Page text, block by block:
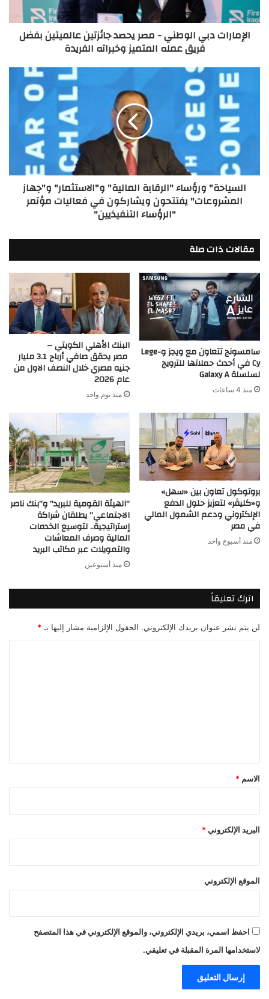
عالميتين
بفضل
فريق
وخبراته
الفريدة
الإمارات دبي الوطني - مصر يحصد جائزتين عالميتين بفضل
فريق عمله المتميز وخبراته الفريدة
السياحة"
ورؤساء
المالية"
و"الاستثمار"
المشروعات"
يفتتحون
ويشاركون
فعاليات
السياحة" ورؤساء "الرقابة المالية" و"الاستثمار" و"جهاز
المشروعات" يفتتحون ويشاركون في فعاليات مؤتمر
"الرؤساء التنفيذيين"
مقالات ذات صلة
سامسونج تتعاون مع ويجز وLege-
Cy في أحدث حملاتها للترويج
لسلسلة Galaxy A
منذ 4 ساعات
البنك الأهلي الكويتي –
مصر يحقق صافي أرباح 3.1 مليار
جنيه مصري خلال النصف الاول من
عام 2026
منذ يوم واحد
بروتوكول تعاون بين «سهل»
و«كليڤر» لتعزيز حلول الدفع
الإلكتروني ودعم الشمول المالي
في مصر
منذ أسبوع واحد
“الهيئة القومية للبريد” و”بنك ناصر
الاجتماعي” يطلقان شراكة
إستراتيجية.. لتوسيع الخدمات
المالية وصرف المعاشات
والتمويلات عبر مكاتب البريد
منذ أسبوعين
اترك تعليقاً
لن يتم نشر عنوان بريدك الإلكتروني. الحقول الإلزامية مشار إليها بـ *
*
الاسم *
البريد الإلكتروني *
الموقع الإلكتروني
احفظ اسمي، بريدي الإلكتروني، والموقع الإلكتروني في هذا المتصفح
لاستخدامها المرة المقبلة في تعليقي.